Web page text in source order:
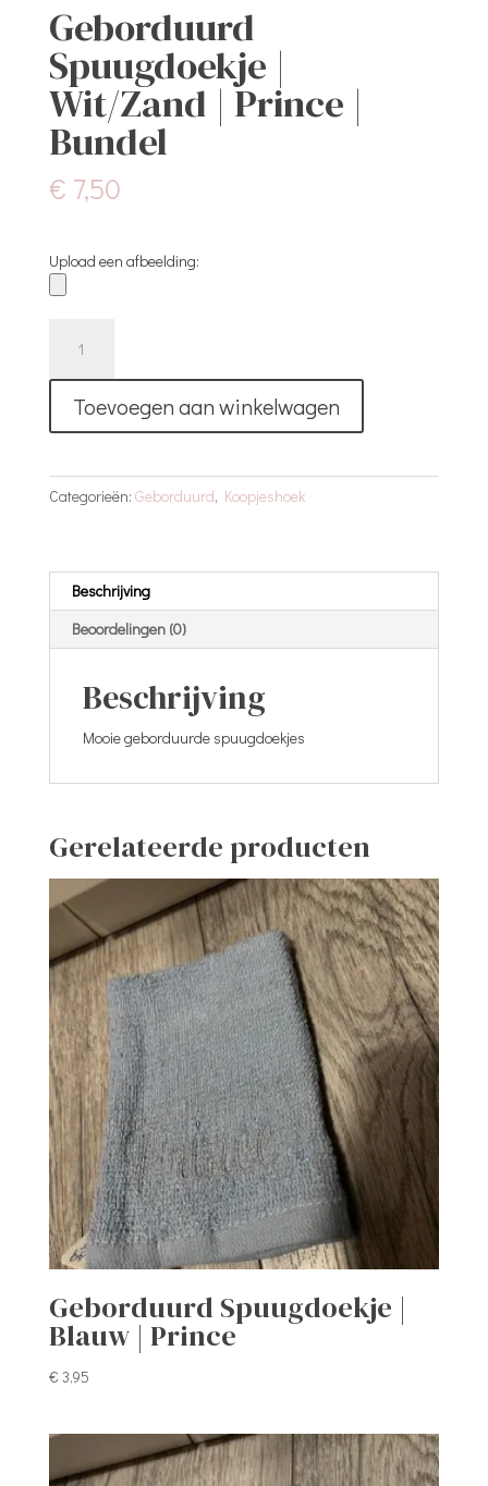
Geborduurd
Spuugdoekje |
Wit/Zand | Prince |
Bundel
€ 7,50
Upload een afbeelding:
Spuugdoekje
|
Wit/Zand
|
|
Bundel
Toevoegen aan winkelwagen
Categorieën: Geborduurd, Koopjeshoek
Beschrijving
Beoordelingen (0)
Beschrijving
Mooie geborduurde spuugdoekjes
Gerelateerde producten
Geborduurd Spuugdoekje |
Blauw | Prince
€ 3,95